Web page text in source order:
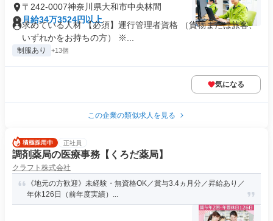
〒242-0007神奈川県大和市中央林間
月給34万3524円以上
求めている人材 【必須】運行管理者資格 （貨物または旅客、
いずれかをお持ちの方） ※...
制服あり +13個
気になる
この企業の類似求人を見る
正社員
調剤薬局の医療事務【くろだ薬局】
クラフト株式会社
《地元の方歓迎》未経験・無資格OK／賞与3.4ヵ月分／昇給あり／
年休126日（前年度実績）...